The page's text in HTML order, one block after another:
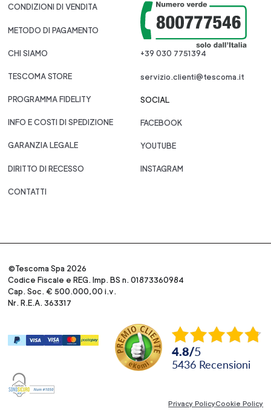
CONDIZIONI DI VENDITA
METODO DI PAGAMENTO
CHI SIAMO
TESCOMA STORE
PROGRAMMA FIDELITY
INFO E COSTI DI SPEDIZIONE
GARANZIA LEGALE
DIRITTO DI RECESSO
CONTATTI
+39 030 7751394
servizio.clienti@tescoma.it
SOCIAL
FACEBOOK
YOUTUBE
INSTAGRAM
©Tescoma Spa 2026
Codice Fiscale e REG. Imp. BS n. 01873360984
Cap. Soc. € 500.000,00 i.v.
Nr. R.E.A. 363317
4.8/5
5436 recensioni
Privacy PolicyCookie Policy